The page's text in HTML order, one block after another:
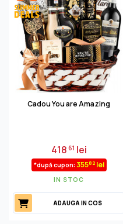
Cadou You are Amazing
41861 lei
*după cupon: 35582lei
IN STOC
ADAUGA IN COS